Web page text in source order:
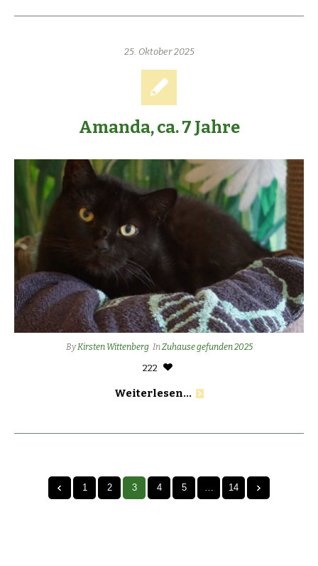
25. Oktober 2025
Amanda, ca. 7 Jahre
ByKirsten Wittenberg InZuhause gefunden 2025
222
Weiterlesen...
1 2 3 4 5 … 14